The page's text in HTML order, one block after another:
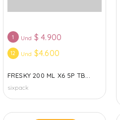
1 Und $ 4.900
12 Und $4.600
FRESKY 200 ML X6 5P TB...
sixpack